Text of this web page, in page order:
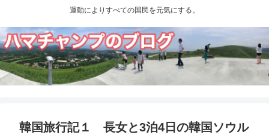
運動によりすべての国民を元気にする。
韓国旅行記１ 長女と3泊4日の韓国ソウル